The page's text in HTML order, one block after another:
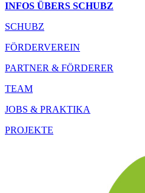
INFOS ÜBERS SCHUBZ
SCHUBZ
FÖRDERVEREIN
PARTNER & FÖRDERER
TEAM
JOBS & PRAKTIKA
PROJEKTE